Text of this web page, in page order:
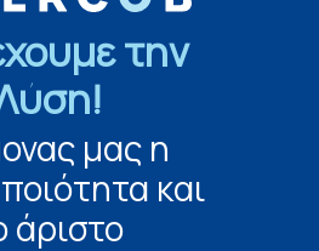
την
μας η
και
άριστο